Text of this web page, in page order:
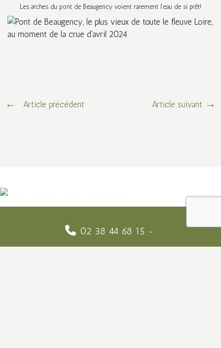
Les arches du pont de Beaugency voient rarement l’eau de si prêt!
Article précédent Article suivant
02 38 44 68 15